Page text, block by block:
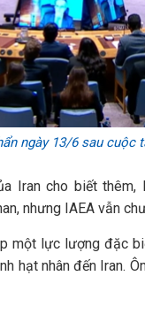
ngày 13/6 sau
Iran cho biết
nhưng IAEA vẫn
một lực lượng đặc
hạt nhân đến Iran.